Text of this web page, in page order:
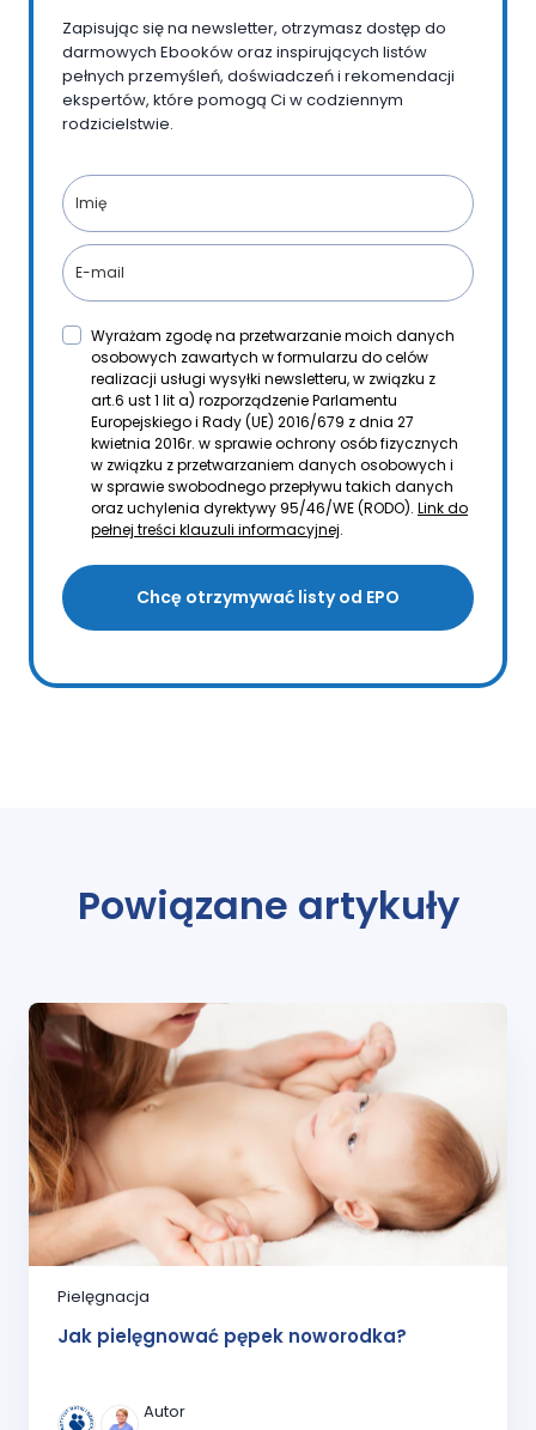
Zapisując się na newsletter, otrzymasz dostęp do
darmowych Ebooków oraz inspirujących listów
pełnych przemyśleń, doświadczeń i rekomendacji
ekspertów, które pomogą Ci w codziennym
rodzicielstwie.
Wyrażam zgodę na przetwarzanie moich danych
osobowych zawartych w formularzu do celów
realizacji usługi wysyłki newsletteru, w związku z
art.6 ust 1 lit a) rozporządzenie Parlamentu
Europejskiego i Rady (UE) 2016/679 z dnia 27
kwietnia 2016r. w sprawie ochrony osób fizycznych
w związku z przetwarzaniem danych osobowych i
w sprawie swobodnego przepływu takich danych
oraz uchylenia dyrektywy 95/46/WE (RODO). Link do
pełnej treści klauzuli informacyjnej.
Chcę otrzymywać listy od EPO
Powiązane artykuły
Pielęgnacja
Jak pielęgnować pępek noworodka?
Autor